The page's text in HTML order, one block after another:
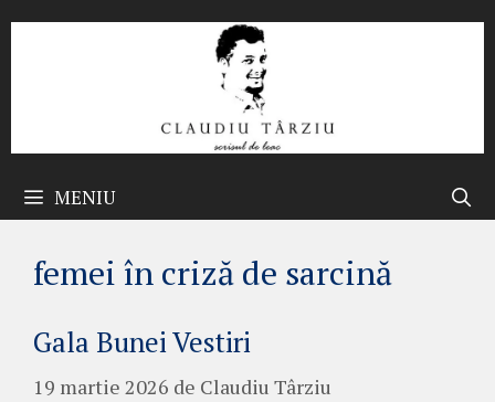
MENIU
femei în criză de sarcină
Gala Bunei Vestiri
19 martie 2026 de Claudiu Târziu